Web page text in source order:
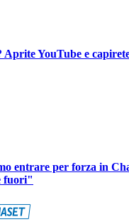
YouTube e
entrare per forza in
fuori"